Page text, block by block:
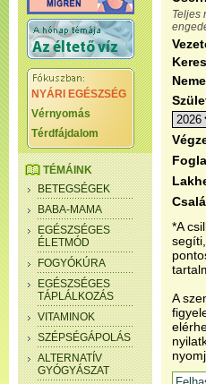
NYÁRI EGÉSZSÉG
Vérnyomás
Térdfájdalom
TÉMÁINK
BETEGSÉGEK
BABA-MAMA
EGÉSZSÉGES
ÉLETMÓD
FOGYÓKÚRA
EGÉSZSÉGES
TÁPLÁLKOZÁS
VITAMINOK
SZÉPSÉGÁPOLÁS
ALTERNATÍV
GYÓGYÁSZAT
Teljes
*A
A